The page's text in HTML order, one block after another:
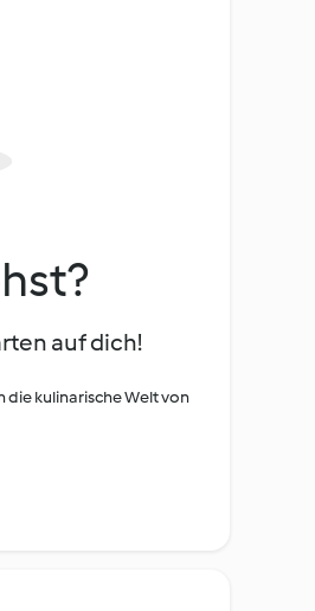
auf dich!
die kulinarische Welt von